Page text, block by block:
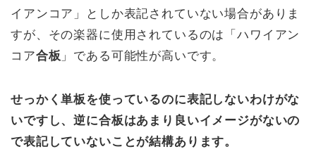
イアンコア」としか表記されていない場合がありま
すが、その楽器に使用されているのは「ハワイアン
コア合板 」である可能性が高いです。
せっかく単板を使っているのに表記しないわけがな
いですし、逆に合板はあまり良いイメージがないの
で表記していないことが結構あります。